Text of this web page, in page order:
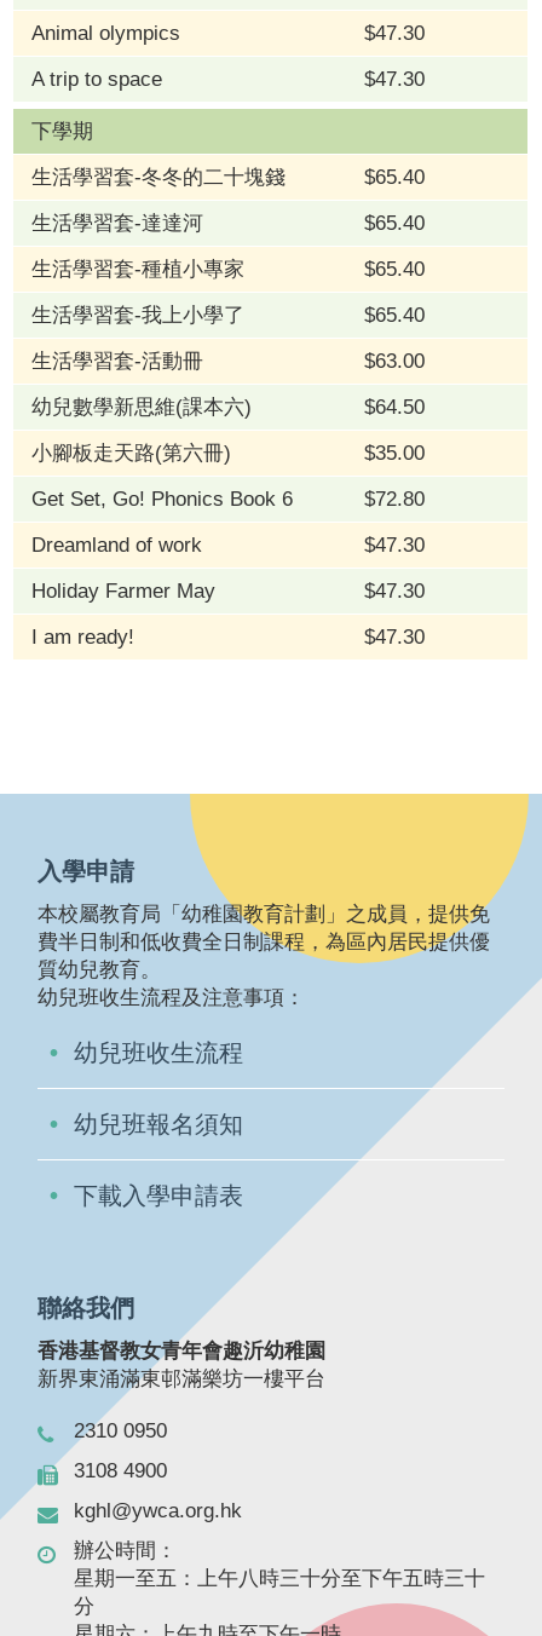
Animal olympics
$47.30
A trip to space
$47.30
下學期
生活學習套-冬冬的二十塊錢
$65.40
生活學習套-達達河
$65.40
生活學習套-種植小專家
$65.40
生活學習套-我上小學了
$65.40
生活學習套-活動冊
$63.00
幼兒數學新思維(課本六)
$64.50
小腳板走天路(第六冊)
$35.00
Get Set, Go! Phonics Book 6
$72.80
Dreamland of work
$47.30
Holiday Farmer May
$47.30
I am ready!
$47.30
入學申請
本校屬教育局「幼稚園教育計劃」之成員，提供免
費半日制和低收費全日制課程，為區內居民提供優
質幼兒教育。
幼兒班收生流程及注意事項：
幼兒班收生流程
幼兒班報名須知
下載入學申請表
聯絡我們
香港基督教女青年會趣沂幼稚園
新界東涌滿東邨滿樂坊一樓平台
2310 0950
3108 4900
kghl@ywca.org.hk
辦公時間：
星期一至五：上午八時三十分至下午五時三十
分